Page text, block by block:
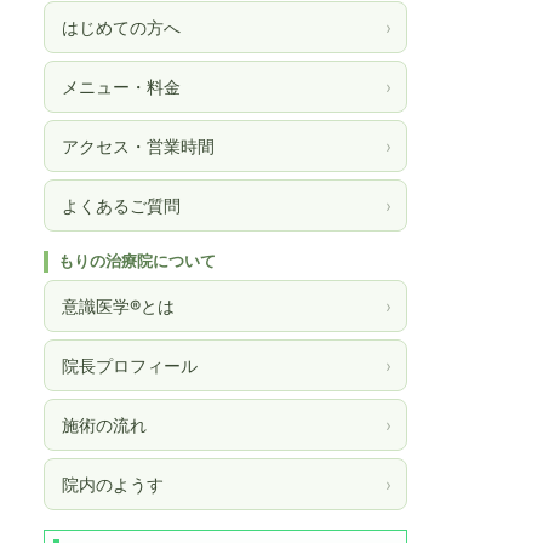
はじめての方へ ›
メニュー・料金 ›
アクセス・営業時間 ›
よくあるご質問 ›
もりの治療院について
意識医学®とは ›
院長プロフィール ›
施術の流れ ›
院内のようす ›